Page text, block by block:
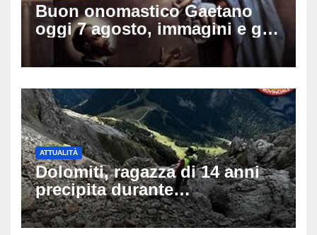
Buon onomastico Gaetano
oggi 7 agosto, immagini e gif
di auguri da condividere sui
social
ATTUALITÀ
Dolomiti, ragazza di 14 anni
precipita durante
un’escursione: tragedia sul
Latemar davanti alla famiglia